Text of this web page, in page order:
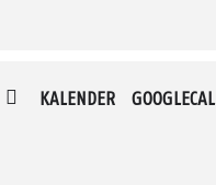
KALENDER GOOGLECAL